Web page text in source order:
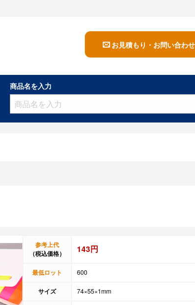
お見積もり・お問い合わせ
商品名を入力
参考上代
（税込価格）
143円
最低ロット 600
サイズ 74×55×1mm